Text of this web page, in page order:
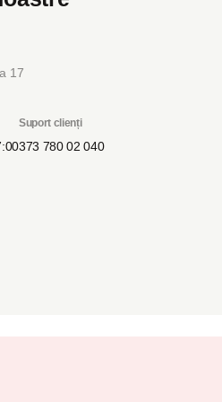
17
Suport clienți
373 780 02 040